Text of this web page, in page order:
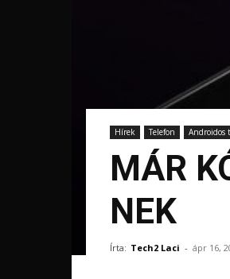
Hírek Telefon Androidos
MÁR
NEK
Írta: Tech2 Laci - ápr 16,